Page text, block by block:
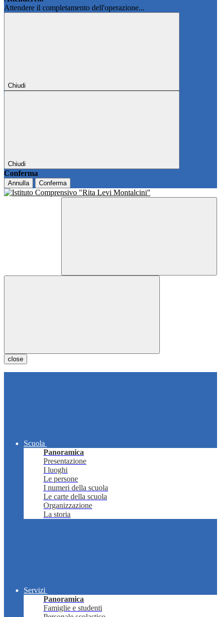
Attendere il completamento dell'operazione...
Chiudi
Chiudi
Conferma
Annulla Conferma
close
Scuola
Panoramica
Presentazione
I luoghi
Le persone
I numeri della scuola
Le carte della scuola
Organizzazione
La storia
Servizi
Panoramica
Famiglie e studenti